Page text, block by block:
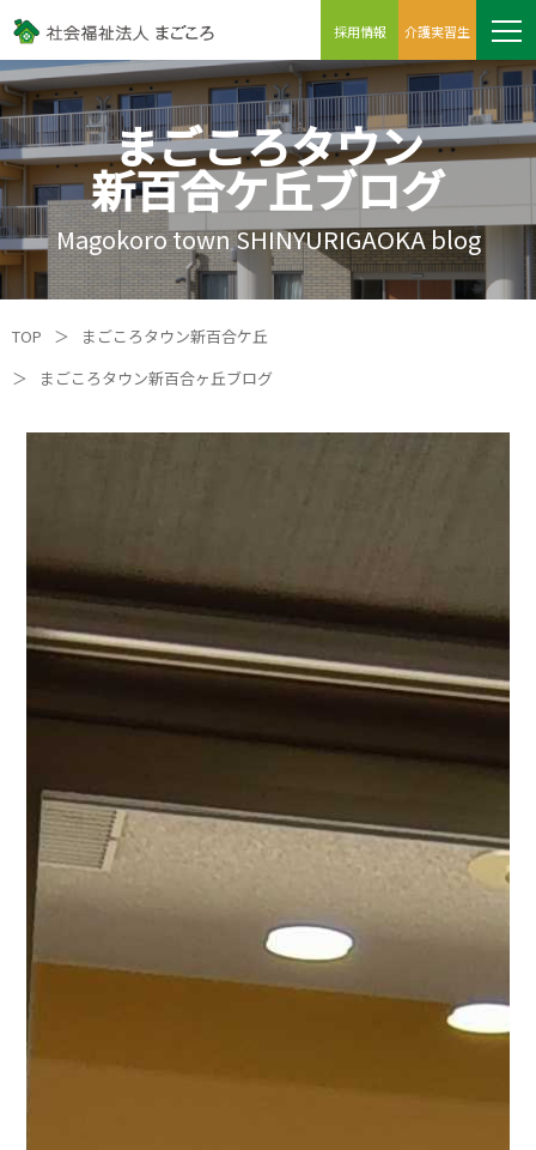
採用情報 介護実習生
まごころタウン
新百合ケ丘ブログ
Magokoro town SHINYURIGAOKA blog
TOP ＞
まごころタウン新百合ケ丘
＞
まごころタウン新百合ヶ丘ブログ